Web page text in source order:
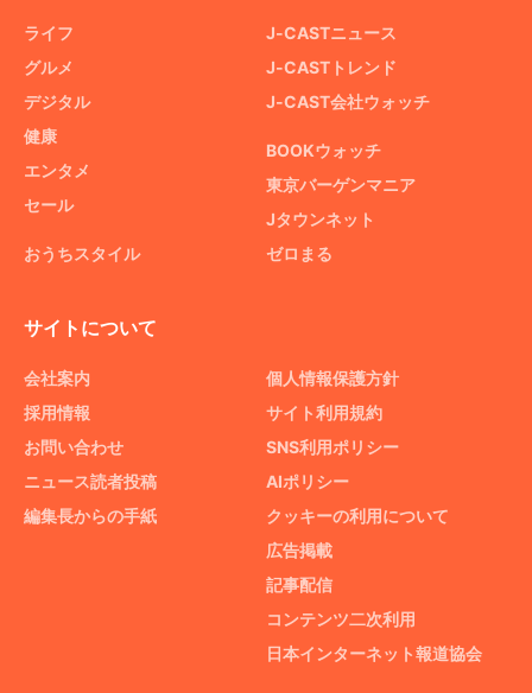
ライフ
グルメ
デジタル
健康
エンタメ
セール
おうちスタイル
J-CASTニュース
J-CASTトレンド
J-CAST会社ウォッチ
BOOKウォッチ
東京バーゲンマニア
Jタウンネット
ゼロまる
サイトについて
会社案内
採用情報
お問い合わせ
ニュース読者投稿
編集長からの手紙
個人情報保護方針
サイト利用規約
SNS利用ポリシー
AIポリシー
クッキーの利用について
広告掲載
記事配信
コンテンツ二次利用
日本インターネット報道協会